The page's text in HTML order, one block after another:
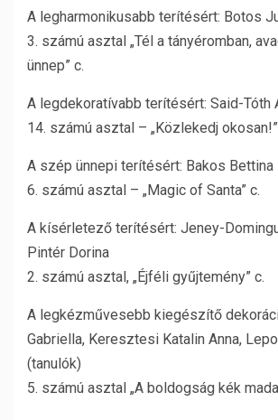
A legharmonikusabb terítésért: Botos
3. számú asztal „Tél a tányéromban,
ünnep” c.
A legdekoratívabb terítésért: Said-Tóth
14. számú asztal – „Közlekedj
A szép ünnepi terítésért: Bakos Bettina
6. számú asztal – „Magic of Santa” c.
A kísérletező terítésért: Jeney-
Pintér Dorina
2. számú asztal, „Éjféli gyűjtemény” c.
A legkézművesebb kiegészítő
Gabriella, Keresztesi Katalin Anna,
(tanulók)
5. számú asztal „A boldogság kék